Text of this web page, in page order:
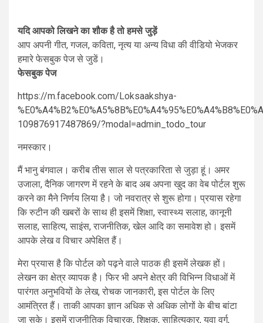
यदि आपको लिखने का शौक है तो हमसे जुड़ें
आप अपनी गीत, गजल, कविता, नृत्य या अन्य विधा की वीडियो भेजकर
हमारे फेसबुक पेज से जुडें।
फेसबुक पेज
https://m.facebook.com/Loksaakshya-
109876917487869/?modal=admin_todo_tour
नमस्कार।
मैं भानु बंगवाल। करीब तीस साल से पत्रकारिता से जुड़ा हूं। अमर
उजाला, दैनिक जागरण में रहने के बाद अब अपना खुद का वेब पोर्टल शुरू
करने का मैने निर्णय लिया है। जो नवरात्र से शुरू होगा। प्रयास रहेगा
कि रुटीन की खबरों के साथ ही इसमें शिक्षा, स्वास्थ्य सलाह, कानूनी
सलाह, साहित्य, साइंस, राजनीतिक, खेल आदि का समावेश हो। इसमें
आपके लेख व विचार अपेक्षित हैं।
मेरा प्रयास है कि पोर्टल को पढ़ने वाले पाठक ही इसमें लेखक हों।
लेखन का क्षेत्र व्यापक है। फिर भी अपने क्षेत्र की विभिन्न विधाओं में
पारंगत अनुभवियों के लेख, रोचक जानकारी, इस पोर्टल के लिए
आमंत्रित हैं। ताकी आपका ज्ञान अधिक से अधिक लोगों के बीच बांटा
जा सके। इसमें राजनीतिक विचारक, शिक्षक, साहित्यकार, युवा वर्ग,